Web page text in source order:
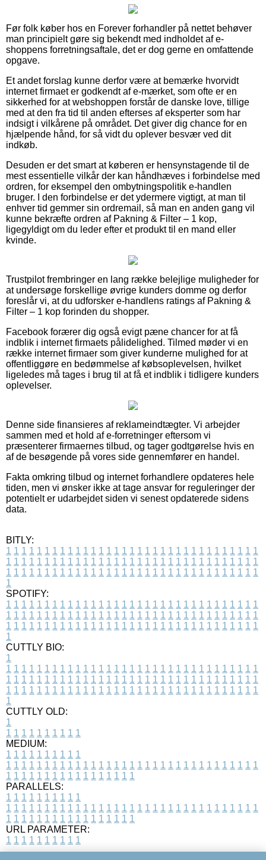
Før folk køber hos en Forever forhandler på nettet behøver
man principielt gøre sig bekendt med indholdet af e-
shoppens forretningsaftale, det er dog gerne en omfattende
opgave.
Et andet forslag kunne derfor være at bemærke hvorvidt
internet firmaet er godkendt af e-mærket, som ofte er en
sikkerhed for at webshoppen forstår de danske love, tillige
med at den fra tid til anden efterses af eksperter som har
indsigt i vilkårene på området. Det giver dig chance for en
hjælpende hånd, for så vidt du oplever besvær ved dit
indkøb.
Desuden er det smart at køberen er hensynstagende til de
mest essentielle vilkår der kan håndhæves i forbindelse med
ordren, for eksempel den ombytningspolitik e-handlen
bruger. I den forbindelse er det ydermere vigtigt, at man til
enhver tid gemmer sin ordremail, så man en anden gang vil
kunne bekræfte ordren af Pakning & Filter – 1 kop,
ligegyldigt om du leder efter et produkt til en mand eller
kvinde.
Trustpilot frembringer en lang række belejlige muligheder for
at undersøge forskellige øvrige kunders domme og derfor
foreslår vi, at du udforsker e-handlens ratings af Pakning &
Filter – 1 kop forinden du shopper.
Facebook forærer dig også evigt pæne chancer for at få
indblik i internet firmaets pålidelighed. Tilmed møder vi en
række internet firmaer som giver kunderne mulighed for at
offentliggøre en bedømmelse af købsoplevelsen, hvilket
ligeledes må tages i brug til at få et indblik i tidligere kunders
oplevelser.
Denne side finansieres af reklameindtægter. Vi arbejder
sammen med et hold af e-forretninger eftersom vi
præsenterer firmaernes tilbud, og tager godtgørelse hvis en
af de besøgende på vores side gennemfører en handel.
Fakta omkring tilbud og internet forhandlere opdateres hele
tiden, men vi ønsker ikke at tage ansvar for reguleringer der
potentielt er udarbejdet siden vi senest opdaterede sidens
data.
BITLY:
1 1 1 1 1 1 1 1 1 1 1 1 1 1 1 1 1 1 1 1 1 1 1 1 1 1 1 1 1 1 1 1 1
1 1 1 1 1 1 1 1 1 1 1 1 1 1 1 1 1 1 1 1 1 1 1 1 1 1 1 1 1 1 1 1 1
1 1 1 1 1 1 1 1 1 1 1 1 1 1 1 1 1 1 1 1 1 1 1 1 1 1 1 1 1 1 1 1 1
1
SPOTIFY:
1 1 1 1 1 1 1 1 1 1 1 1 1 1 1 1 1 1 1 1 1 1 1 1 1 1 1 1 1 1 1 1 1
1 1 1 1 1 1 1 1 1 1 1 1 1 1 1 1 1 1 1 1 1 1 1 1 1 1 1 1 1 1 1 1 1
1 1 1 1 1 1 1 1 1 1 1 1 1 1 1 1 1 1 1 1 1 1 1 1 1 1 1 1 1 1 1 1 1
1
CUTTLY BIO:
1
1 1 1 1 1 1 1 1 1 1 1 1 1 1 1 1 1 1 1 1 1 1 1 1 1 1 1 1 1 1 1 1 1
1 1 1 1 1 1 1 1 1 1 1 1 1 1 1 1 1 1 1 1 1 1 1 1 1 1 1 1 1 1 1 1 1
1 1 1 1 1 1 1 1 1 1 1 1 1 1 1 1 1 1 1 1 1 1 1 1 1 1 1 1 1 1 1 1 1
1
CUTTLY OLD:
1
1 1 1 1 1 1 1 1 1 1
MEDIUM:
1 1 1 1 1 1 1 1 1 1
1 1 1 1 1 1 1 1 1 1 1 1 1 1 1 1 1 1 1 1 1 1 1 1 1 1 1 1 1 1 1 1 1
1 1 1 1 1 1 1 1 1 1 1 1 1 1 1 1 1
PARALLELS:
1 1 1 1 1 1 1 1 1 1
1 1 1 1 1 1 1 1 1 1 1 1 1 1 1 1 1 1 1 1 1 1 1 1 1 1 1 1 1 1 1 1 1
1 1 1 1 1 1 1 1 1 1 1 1 1 1 1 1 1
URL PARAMETER:
1 1 1 1 1 1 1 1 1 1